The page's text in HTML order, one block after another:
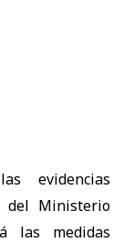
evidencias
del Ministerio
las medidas